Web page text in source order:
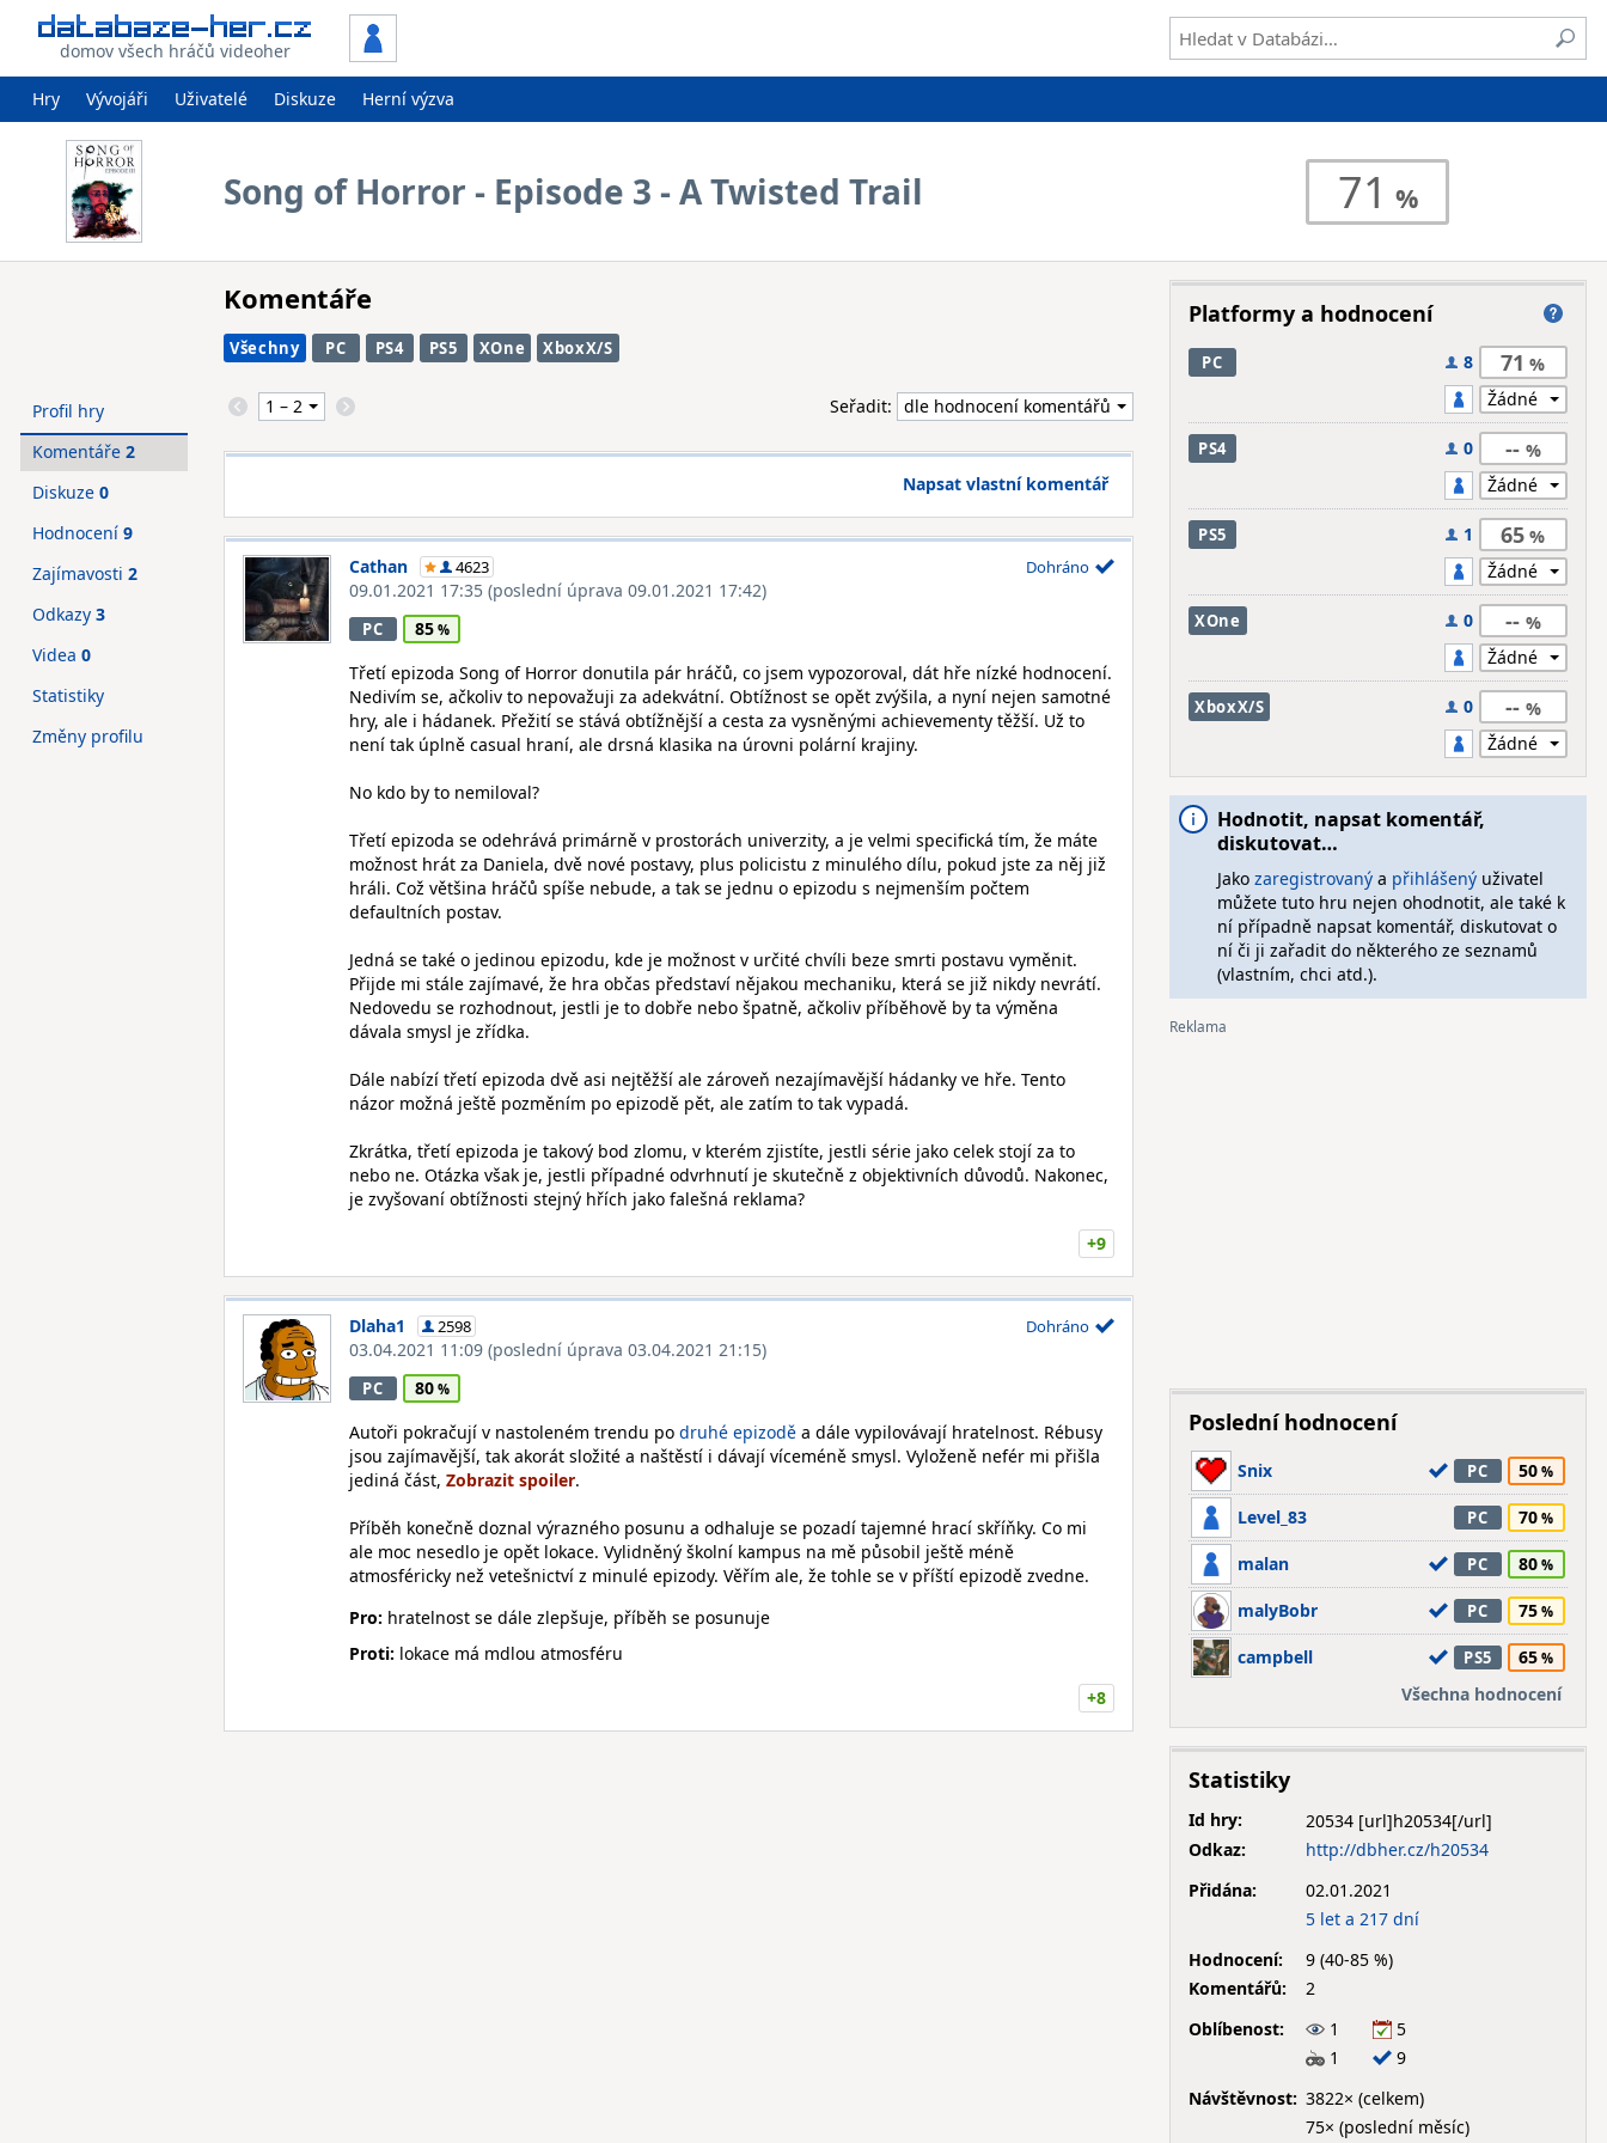
domov všech hráčů videoher
Hry Vývojáři Uživatelé Diskuze Herní výzva
Song of Horror - Episode 3 - A Twisted Trail 71
Komentáře
Všechny PC PS4 PS5 XOne XboxX/S
Seřadit:
Napsat vlastní komentář
Cathan 4623
09.01.2021 17:35 (poslední úprava 09.01.2021 17:42)
Dohráno
PC
85
Třetí epizoda Song of Horror donutila pár hráčů, co jsem vypozoroval, dát hře nízké hodnocení.
Nedivím se, ačkoliv to nepovažuji za adekvátní. Obtížnost se opět zvýšila, a nyní nejen samotné
hry, ale i hádanek. Přežití se stává obtížnější a cesta za vysněnými achievementy těžší. Už to
není tak úplně casual hraní, ale drsná klasika na úrovni polární krajiny.
No kdo by to nemiloval?
Třetí epizoda se odehrává primárně v prostorách univerzity, a je velmi specifická tím, že máte
možnost hrát za Daniela, dvě nové postavy, plus policistu z minulého dílu, pokud jste za něj již
hráli. Což většina hráčů spíše nebude, a tak se jednu o epizodu s nejmenším počtem
defaultních postav.
Jedná se také o jedinou epizodu, kde je možnost v určité chvíli beze smrti postavu vyměnit.
Přijde mi stále zajímavé, že hra občas představí nějakou mechaniku, která se již nikdy nevrátí.
Nedovedu se rozhodnout, jestli je to dobře nebo špatně, ačkoliv příběhově by ta výměna
dávala smysl je zřídka.
Dále nabízí třetí epizoda dvě asi nejtěžší ale zároveň nezajímavější hádanky ve hře. Tento
názor možná ještě pozměním po epizodě pět, ale zatím to tak vypadá.
Zkrátka, třetí epizoda je takový bod zlomu, v kterém zjistíte, jestli série jako celek stojí za to
nebo ne. Otázka však je, jestli případné odvrhnutí je skutečně z objektivních důvodů. Nakonec,
je zvyšovaní obtížnosti stejný hřích jako falešná reklama?
+9
Dlaha1 2598
03.04.2021 11:09 (poslední úprava 03.04.2021 21:15)
Dohráno
PC
80
Autoři pokračují v nastoleném trendu po druhé epizodě a dále vypilovávají hratelnost. Rébusy
jsou zajímavější, tak akorát složité a naštěstí i dávají víceméně smysl. Vyloženě nefér mi přišla
jediná část,
.
Příběh konečně doznal výrazného posunu a odhaluje se pozadí tajemné hrací skříňky. Co mi
ale moc nesedlo je opět lokace. Vylidněný školní kampus na mě působil ještě méně
atmosféricky než vetešnictví z minulé epizody. Věřím ale, že tohle se v příští epizodě zvedne.
Pro: hratelnost se dále zlepšuje, příběh se posunuje
Proti: lokace má mdlou atmosféru
+8
Profil hry
Komentáře 2
Diskuze 0
Hodnocení 9
Zajímavosti 2
Odkazy 3
Videa 0
Statistiky
Změny profilu
Platformy a hodnocení
PC 8 71
PS4 0 --
PS5 1 65
XOne 0 --
XboxX/S 0 --
Hodnotit, napsat komentář,
diskutovat…
Jako zaregistrovanýa přihlášenýuživatel
můžete tuto hru nejen ohodnotit, ale také k
ní případně napsat komentář, diskutovat o
ní či ji zařadit do některého ze seznamů
(vlastním, chci atd.).
Poslední hodnocení
Snix PC 50
Level_83 PC 70
malan PC 80
malyBobr PC 75
campbell PS5
65
Všechna hodnocení
Statistiky
Id hry:
20534
Odkaz:
http://dbher.cz/h20534
Přidána:
02.01.2021
5 let a 217 dní
Hodnocení:
9 (40-85 %)
Komentářů:
2
Oblíbenost:
1
5
1
9
Návštěvnost: 3822× (celkem)
75× (poslední měsíc)